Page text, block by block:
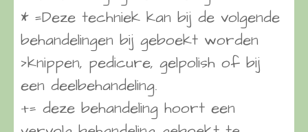
* =Deze techniek kan bij de volgende
behandelingen bij geboekt worden
>knippen, pedicure, gelpolish of bij
een deelbehandeling.
+= deze behandeling hoort een